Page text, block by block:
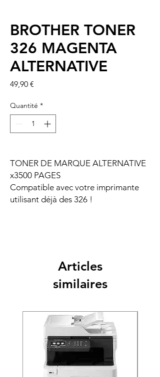
BROTHER TONER
326 MAGENTA
ALTERNATIVE
49,90 €
Quantité *
TONER DE MARQUE ALTERNATIVE
x3500 PAGES
Compatible avec votre imprimante
utilisant déjà des 326 !
Articles
similaires